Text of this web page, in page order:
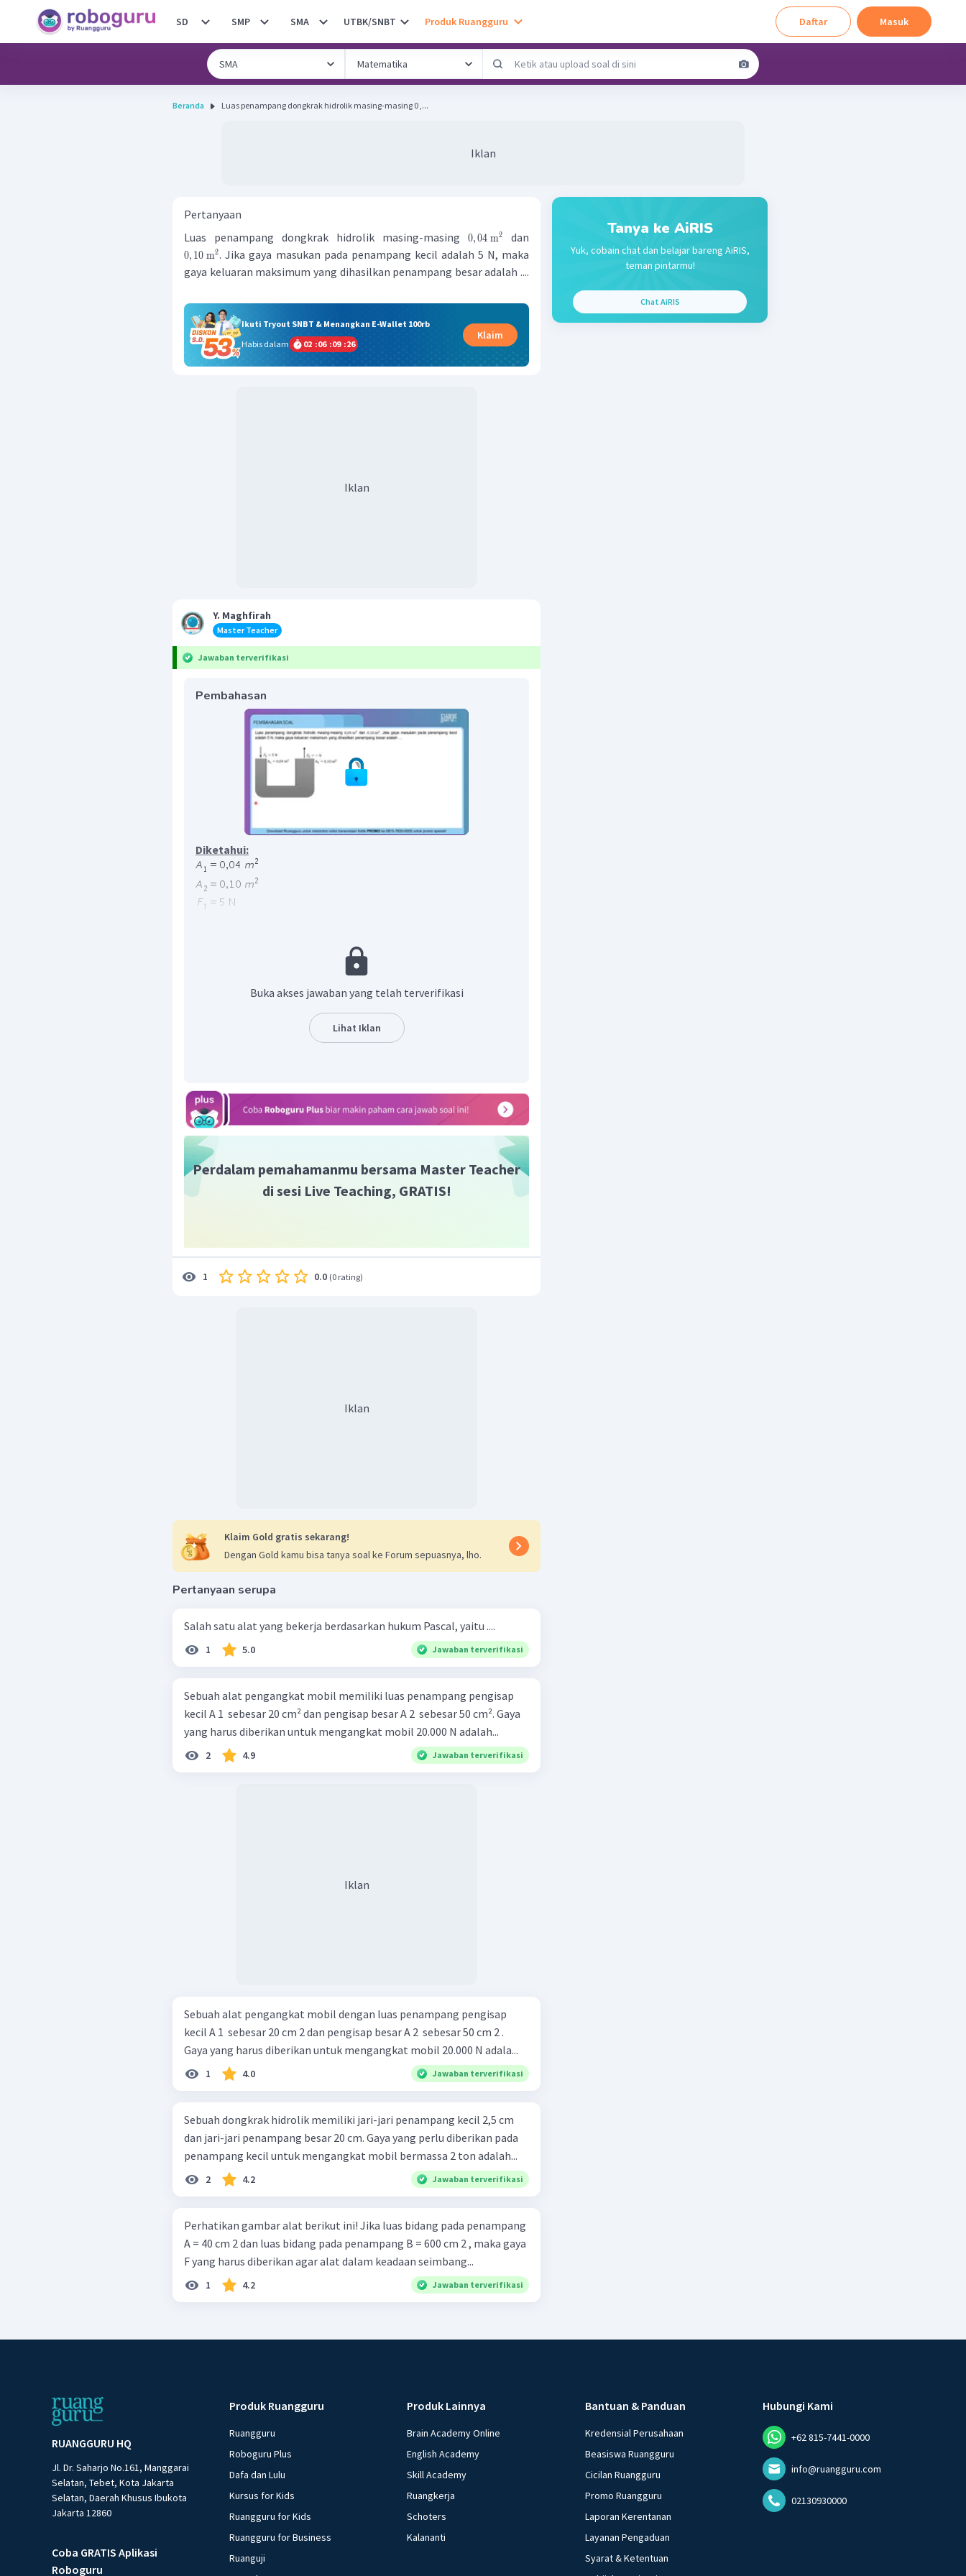
SD SMP SMA UTBK/SNBT Produk Ruangguru Daftar Masuk
Beranda Luas penampang dongkrak hidrolik masing-masing 0 ,...
Iklan
Pertanyaan
Luas penampang dongkrak hidrolik masing-masing
0,04 m2 dan
0, 10 m2. Jika gaya masukan pada penampang kecil adalah 5 N, maka
gaya keluaran maksimum yang dihasilkan penampang besar adalah ....
Ikuti Tryout SNBT & Menangkan E-Wallet 100rb
Habis dalam
02 :06 :09 :26
Klaim
Iklan
Y. Maghfirah
Master Teacher
Jawaban terverifikasi
Pembahasan
Diketahui:
Hitung gaya keluaran menggunakan persamaan hukum Hukum
Dengan demikian gaya keluarannya adalah 12,5 N.
Buka akses jawaban yang telah terverifikasi
Lihat Iklan
Perdalam pemahamanmu bersama Master Teacher
di sesi Live Teaching, GRATIS!
1 0.0 (0 rating)
Iklan
Klaim Gold gratis sekarang!
Dengan Gold kamu bisa tanya soal ke Forum sepuasnya, lho.
Pertanyaan serupa
Salah satu alat yang bekerja berdasarkan hukum Pascal, yaitu ....
1 5.0 Jawaban terverifikasi
Sebuah alat pengangkat mobil memiliki luas penampang pengisap
kecil A 1 ​ sebesar 20 cm² dan pengisap besar A 2 ​ sebesar 50 cm². Gaya
yang harus diberikan untuk mengangkat mobil 20.000 N adalah...
2 4.9 Jawaban terverifikasi
Iklan
Sebuah alat pengangkat mobil dengan luas penampang pengisap
kecil A 1 ​ sebesar 20 cm 2 dan pengisap besar A 2 ​ sebesar 50 cm 2 .
Gaya yang harus diberikan untuk mengangkat mobil 20.000 N adala...
1 4.0 Jawaban terverifikasi
Sebuah dongkrak hidrolik memiliki jari-jari penampang kecil 2,5 cm
dan jari-jari penampang besar 20 cm. Gaya yang perlu diberikan pada
penampang kecil untuk mengangkat mobil bermassa 2 ton adalah...
2 4.2 Jawaban terverifikasi
Perhatikan gambar alat berikut ini! Jika luas bidang pada penampang
A = 40 cm 2 dan luas bidang pada penampang B = 600 cm 2 , maka gaya
F yang harus diberikan agar alat dalam keadaan seimbang...
1 4.2 Jawaban terverifikasi
Tanya ke AiRIS
Yuk, cobain chat dan belajar bareng AiRIS,
teman pintarmu!
Chat AiRIS
RUANGGURU HQ
Jl. Dr. Saharjo No.161, Manggarai
Selatan, Tebet, Kota Jakarta
Selatan, Daerah Khusus Ibukota
Jakarta 12860
Coba GRATIS Aplikasi
Roboguru
Produk Ruangguru
Ruangguru
Roboguru Plus
Dafa dan Lulu
Kursus for Kids
Ruangguru for Kids
Ruangguru for Business
Ruanguji
Produk Lainnya
Brain Academy Online
English Academy
Skill Academy
Ruangkerja
Schoters
Kalananti
Bantuan & Panduan
Kredensial Perusahaan
Beasiswa Ruangguru
Cicilan Ruangguru
Promo Ruangguru
Laporan Kerentanan
Layanan Pengaduan
Syarat & Ketentuan
Hubungi Kami
+62 815-7441-0000
info@ruangguru.com
02130930000